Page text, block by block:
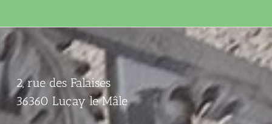
2, rue des Falaises
36360 Luçay le Mâle